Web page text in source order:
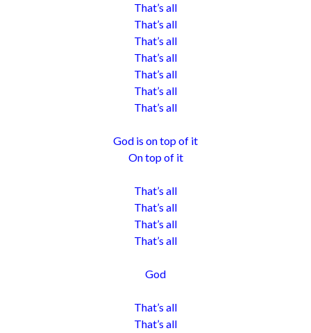
That’s all
That’s all
That’s all
That’s all
That’s all
That’s all
That’s all
God is on top of it
On top of it
That’s all
That’s all
That’s all
That’s all
God
That’s all
That’s all